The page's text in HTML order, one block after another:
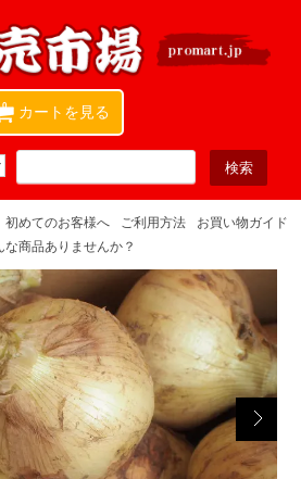
カートを見る
0
初めてのお客様へ ご利用方法
お買い物ガイド
な商品ありませんか？